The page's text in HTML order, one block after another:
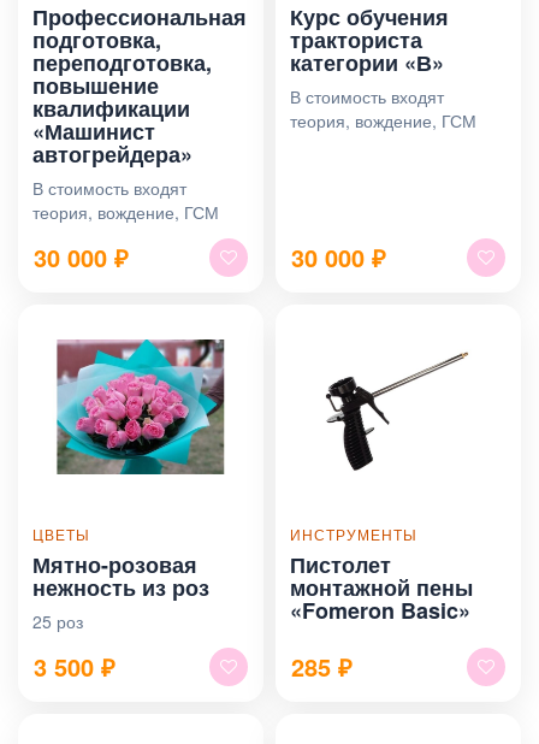
Профессиональная
подготовка,
переподготовка,
повышение
квалификации
«Машинист
автогрейдера»
В стоимость входят
теория, вождение, ГСМ
30 000 ₽
Курс обучения
тракториста
категории «В»
В стоимость входят
теория, вождение, ГСМ
30 000 ₽
ЦВЕТЫ
Мятно-розовая
нежность из роз
25 роз
3 500 ₽
ИНСТРУМЕНТЫ
Пистолет
монтажной пены
«Fomeron Basic»
285 ₽